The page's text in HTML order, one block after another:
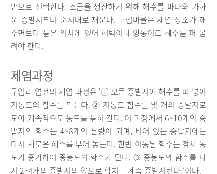
반으로 선택한다. 소금을 생산하기 위해 해수를 바다와 가까
운 증발지부터 순서대로 채운다. 구엄마을은 제염 장소가 해
수면보다 높은 위치에 있어 허벅이나 양동이로 해수를 퍼 올
려야 한다.
제염과정
구엄리 염전의 제염 과정은 ‘① 모든 증발지에 해수를 떠 넣어
저농도의 함수를 만든다. ② 저농도 함수를 몇 개의 증발지로
모아 계속적으로 농도를 높혀 간다. 이 과정에서 6~10개의 증
발지의 함수는 4~8개의 분량이 되며, 비어 있는 증발지에는
다시 새로운 해수를 부어 놓는다. 한번 이동된 함수는 점차 농
도가 증가하여 중농도의 함수가 된다. ③ 중농도의 함수를 다
시 2~4개의 증발지의 양으로 합치고 계속 증발시킨다.’이다.